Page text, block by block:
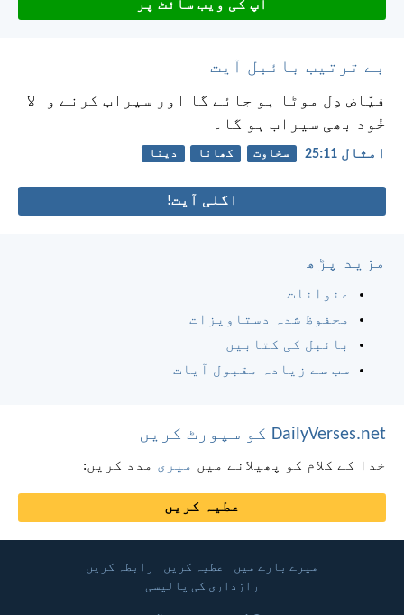
آپ کی ویب سائٹ پر
بے ترتیب بائبل آیت
فیّاض دِل موٹا ہو جائے گا اور سیراب کرنے والا
خُود بھی سیراب ہو گا۔
امثال 11:‏25 سخاوت کھانا دینا
اگلی آیت!
مزید پڑھ
عنوانات
محفوظ شدہ دستاویزات
بائبل کی کتابیں
سب سے زیادہ مقبول آیات
DailyVerses.net کو سپورٹ کریں
خدا کے کلام کو پھیلانے میں میری مدد کریں:
عطیہ کریں
میرے بارے میں عطیہ کریں
رابطہ کریں
رازداری کی پالیسی